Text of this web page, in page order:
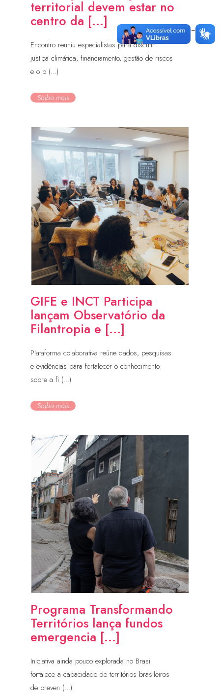
territorial devem estar no
centro da [...]
Encontro reuniu especialistas para discutir
justiça climática, financiamento, gestão de riscos
e o p (...)
Saiba mais
GIFE e INCT Participa
lançam Observatório da
Filantropia e [...]
Plataforma colaborativa reúne dados, pesquisas
e evidências para fortalecer o conhecimento
sobre a fi (...)
Saiba mais
Programa Transformando
Territórios lança fundos
emergencia [...]
Iniciativa ainda pouco explorada no Brasil
fortalece a capacidade de territórios brasileiros
de preven (...)